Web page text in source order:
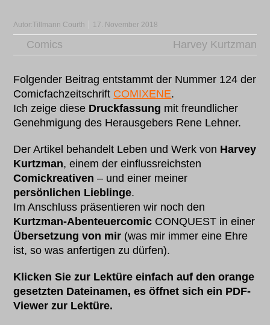
Autor:Tillmann Courth 17. November 2018
Comics Harvey Kurtzman
Folgender Beitrag entstammt der Nummer 124 der
Comicfachzeitschrift COMIXENE.
Ich zeige diese Druckfassung mit freundlicher
Genehmigung des Herausgebers Rene Lehner.
Der Artikel behandelt Leben und Werk von Harvey
Kurtzman, einem der einflussreichsten
Comickreativen – und einer meiner
persönlichen Lieblinge.
Im Anschluss präsentieren wir noch den
Kurtzman-Abenteuercomic CONQUEST in einer
Übersetzung von mir (was mir immer eine Ehre
ist, so was anfertigen zu dürfen).
Klicken Sie zur Lektüre einfach auf den orange
gesetzten Dateinamen, es öffnet sich ein PDF-
Viewer zur Lektüre.